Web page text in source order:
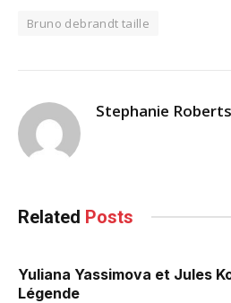
Bruno debrandt taille
Stephanie
Related Posts
Yuliana Yassimova et Jules
Légende